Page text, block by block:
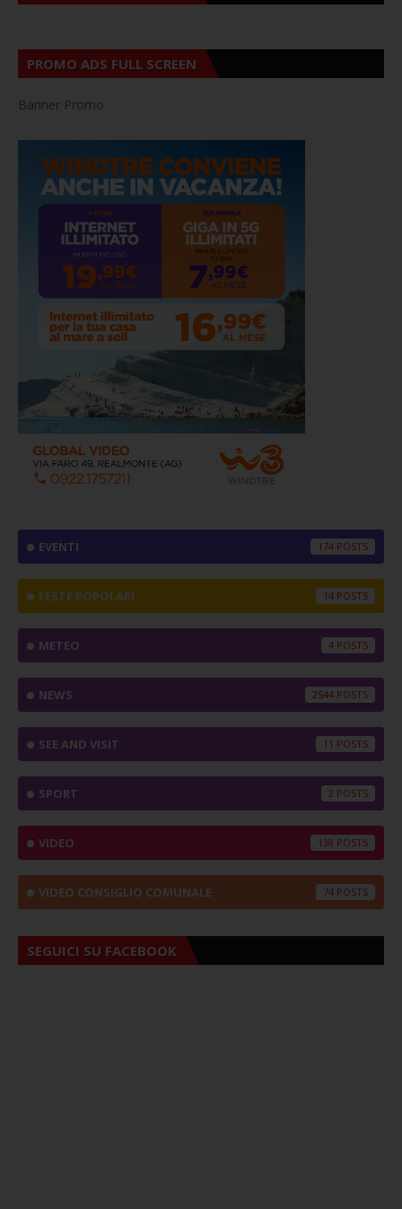
PROMO ADS FULL SCREEN
Banner Promo
EVENTI 174
FESTE POPOLARI 14
METEO 4
NEWS 2544
SEE AND VISIT 11
SPORT 2
VIDEO 138
VIDEO CONSIGLIO COMUNALE 74
SEGUICI SU FACEBOOK